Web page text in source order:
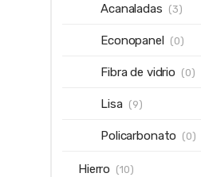
Acanaladas (3)
Econopanel (0)
Fibra de vidrio (0)
Lisa (9)
Policarbonato (0)
Hierro (10)